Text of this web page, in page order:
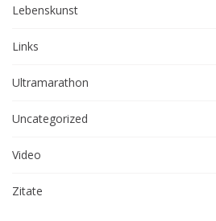
Lebenskunst
Links
Ultramarathon
Uncategorized
Video
Zitate